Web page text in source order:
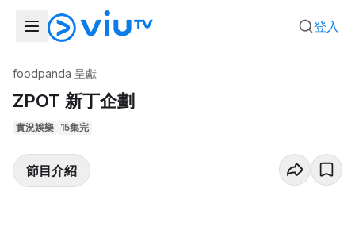
登入
foodpanda 呈獻
ZPOT 新丁企劃
實況娛樂 15集完
節目介紹